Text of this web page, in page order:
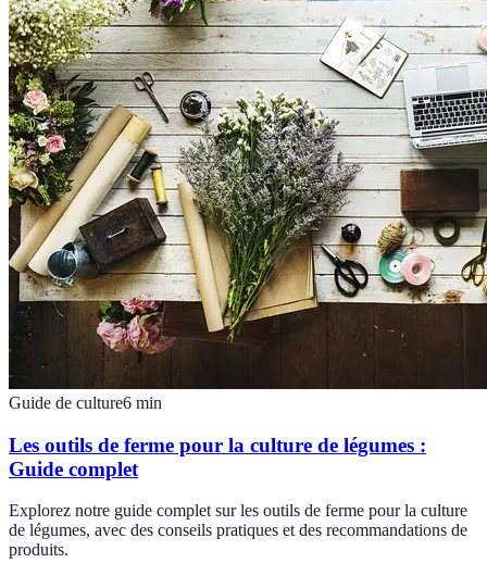
Guide de culture6 min
Les outils de ferme pour la culture de légumes :
Guide complet
Explorez notre guide complet sur les outils de ferme pour la culture
de légumes, avec des conseils pratiques et des recommandations de
produits.